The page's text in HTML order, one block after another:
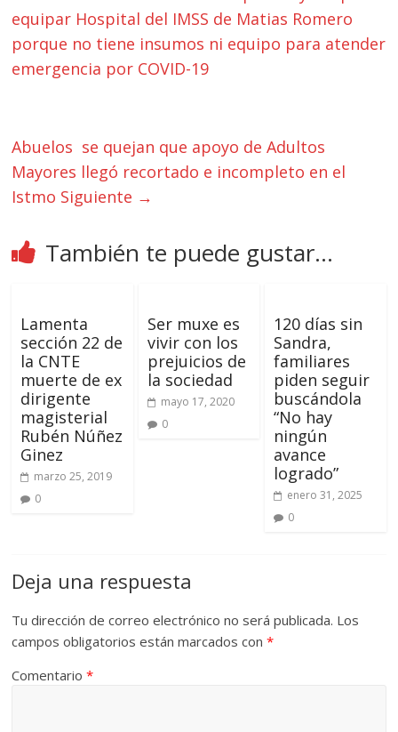
equipar Hospital del IMSS de Matias Romero
porque no tiene insumos ni equipo para atender
emergencia por COVID-19
Abuelos se quejan que apoyo de Adultos
Mayores llegó recortado e incompleto en el
Istmo Siguiente →
También te puede gustar...
Lamenta
sección 22 de
la CNTE
muerte de ex
dirigente
magisterial
Rubén Núñez
Ginez
marzo 25, 2019
0
Ser muxe es
vivir con los
prejuicios de
la sociedad
mayo 17, 2020
0
120 días sin
Sandra,
familiares
piden seguir
buscándola
“No hay
ningún
avance
logrado”
enero 31, 2025
0
Deja una respuesta
Tu dirección de correo electrónico no será publicada. Los
campos obligatorios están marcados con*
Comentario*